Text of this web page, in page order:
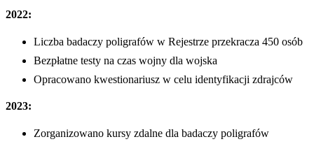
2022:
Liczba badaczy poligrafów w Rejestrze przekracza 450 osób
Bezpłatne testy na czas wojny dla wojska
Opracowano kwestionariusz w celu identyfikacji zdrajców
2023:
Zorganizowano kursy zdalne dla badaczy poligrafów